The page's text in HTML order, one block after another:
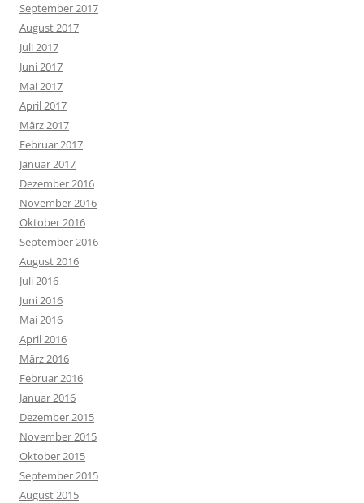
September 2017
August 2017
Juli 2017
Juni 2017
Mai 2017
April 2017
März 2017
Februar 2017
Januar 2017
Dezember 2016
November 2016
Oktober 2016
September 2016
August 2016
Juli 2016
Juni 2016
Mai 2016
April 2016
März 2016
Februar 2016
Januar 2016
Dezember 2015
November 2015
Oktober 2015
September 2015
August 2015